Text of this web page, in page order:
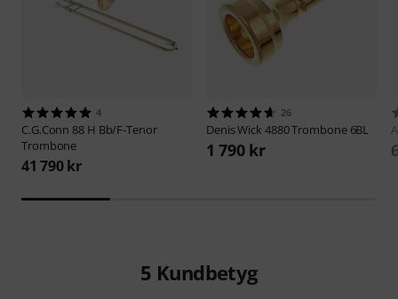
4
C.G.Conn 88 H Bb/F-Tenor
Trombone
41 790 kr
26
Denis Wick 4880 Trombone 6BL
1 790 kr
5 Kundbetyg